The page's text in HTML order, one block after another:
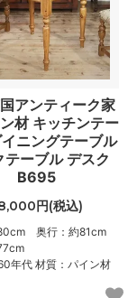
アンティーク家
材 キッチンテー
ニングテーブル
テーブル デスク
B695
円(税込)
奥行：約81cm
年代 材質：パイン材